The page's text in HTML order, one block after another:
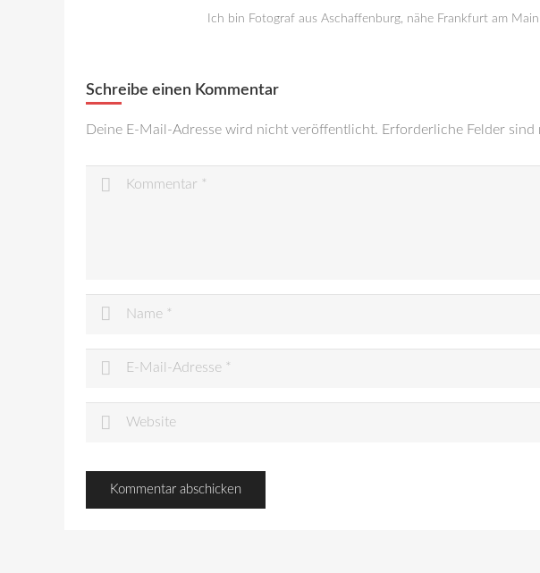
Ich bin Fotograf aus Aschaffenburg, nähe Frankfurt am
Schreibe einen Kommentar
Deine E-Mail-Adresse wird nicht veröffentlicht. Erforderliche Felder sind